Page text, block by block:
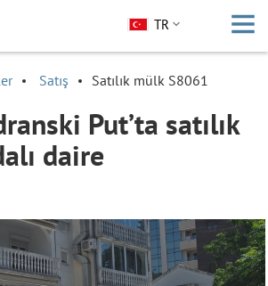
TR
Satış Satılık mülk S8061
Put’ta satılık
daire